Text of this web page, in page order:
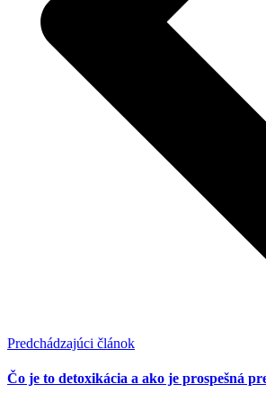
Predchádzajúci článok
Čo je to detoxikácia a ako je prospešná